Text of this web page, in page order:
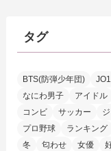
タグ
BTS(防弾少年団) JO1
なにわ男子
アイドル
コンビ
サッカー
プロ野球
ランキング
冬
匂わせ 女優